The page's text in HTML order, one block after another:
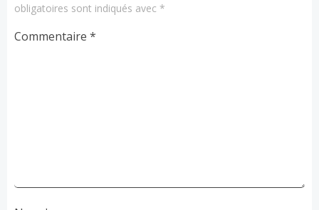
obligatoires sont indiqués avec *
Commentaire *